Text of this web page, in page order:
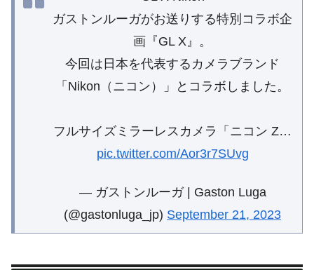
ガストンルーガがお送りする特別コラボ企
画『GL X』。
今回は日本を代表するカメラブランド
「Nikon（ニコン）」とコラボしました。
フルサイズミラーレスカメラ「ニコン Z…
pic.twitter.com/Aor3r7SUvg
— ガストンルーガ | Gaston Luga
(@gastonluga_jp) September 21, 2023